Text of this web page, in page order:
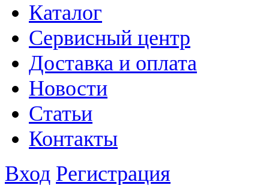
Каталог
Сервисный центр
Доставка и оплата
Новости
Статьи
Контакты
Вход Регистрация